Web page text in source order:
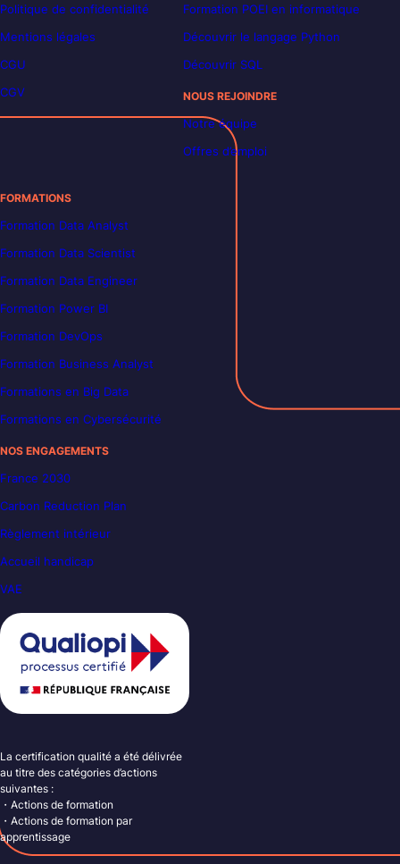
Politique de confidentialité
Mentions légales
CGU
CGV
Formation POEI en informatique
Découvrir le langage Python
Découvrir SQL
NOUS REJOINDRE
Notre équipe
Offres d’emploi
FORMATIONS
Formation Data Analyst
Formation Data Scientist
Formation Data Engineer
Formation Power BI
Formation DevOps
Formation Business Analyst
Formations en Big Data
Formations en Cybersécurité
NOS ENGAGEMENTS
France 2030
Carbon Reduction Plan
Règlement intérieur
Accueil handicap
VAE
La certification qualité a été délivrée
au titre des catégories d’actions
suivantes :
・Actions de formation
・Actions de formation par
apprentissage